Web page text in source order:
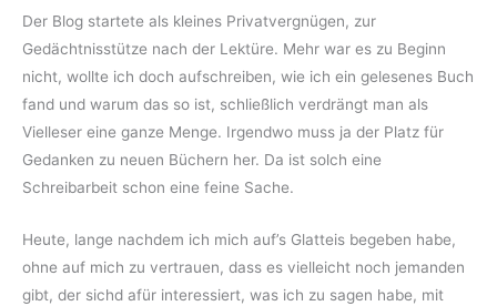
Der Blog startete als kleines Privatvergnügen, zur
Gedächtnisstütze nach der Lektüre. Mehr war es zu Beginn
nicht, wollte ich doch aufschreiben, wie ich ein gelesenes Buch
fand und warum das so ist, schließlich verdrängt man als
Vielleser eine ganze Menge. Irgendwo muss ja der Platz für
Gedanken zu neuen Büchern her. Da ist solch eine
Schreibarbeit schon eine feine Sache.
Heute, lange nachdem ich mich auf’s Glatteis begeben habe,
ohne auf mich zu vertrauen, dass es vielleicht noch jemanden
gibt, der sichd afür interessiert, was ich zu sagen habe, mit